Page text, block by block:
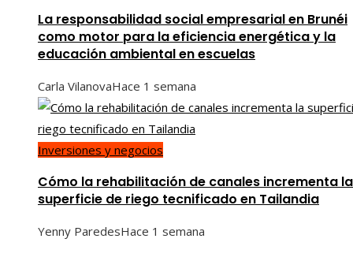
La responsabilidad social empresarial en Brunéi
como motor para la eficiencia energética y la
educación ambiental en escuelas
Carla VilanovaHace 1 semana
Inversiones y negocios
Cómo la rehabilitación de canales incrementa la
superficie de riego tecnificado en Tailandia
Yenny ParedesHace 1 semana